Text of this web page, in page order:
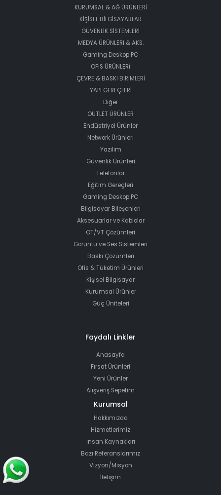
KURUMSAL & AĞ ÜRÜNLERİ
KİŞİSEL BİLGİSAYARLAR
GÜVENLİK SİSTEMLERİ
MEDYA ÜRÜNLERİ & AKS.
Gaming Deskop PC
OFİS ÜRÜNLERİ
ÇEVRE & BASKI BİRİMLERİ
YAPI GEREÇLERİ
Diğer
OUTLET ÜRÜNLER
Endüstriyel Ürünler
Network Ürünleri
Yazılım
Güvenlik Ürünleri
Telefonlar
Eğitim Gereçleri
Gaming Deskop PC
Bilgisayar Bileşenleri
Aksesuarlar ve Kablolar
OT/VT Çözümleri
Görüntü ve Ses Sistemleri
Baskı Çözümleri
Ofis & Tüketim Ürünleri
Kişisel Bilgisayar
Kurumsal Ürünler
Güç Üniteleri
Faydalı Linkler
Anasayfa
Fırsat Ürünleri
Yeni Ürünler
Alışveriş Sepetim
Kurumsal
Hakkımızda
Hizmetlerimiz
İnsan Kaynakları
Bazı Referanslarımız
Vizyon/Misyon
İletişim